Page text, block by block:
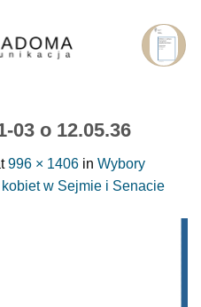
03 o 12.05.36
996 × 1406 in Wybory
w Sejmie i Senacie